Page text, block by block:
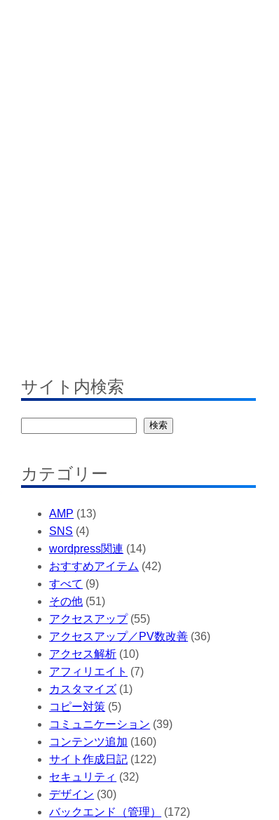
サイト内検索
検索
カテゴリー
AMP (13)
SNS (4)
wordpress関連 (14)
おすすめアイテム (42)
すべて (9)
その他 (51)
アクセスアップ(55)
アクセスアップ／PV数改善 (36)
アクセス解析 (10)
アフィリエイト (7)
カスタマイズ (1)
コピー対策 (5)
コミュニケーション (39)
コンテンツ追加 (160)
サイト作成日記 (122)
セキュリティ (32)
デザイン (30)
バックエンド（管理）
(172)